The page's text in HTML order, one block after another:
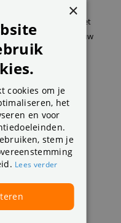
kit’. Je krijgt nu
‘Add Device’. Tik in het
De app geeft nu jouw
×
cookies om je
het
en voor
stem je
Lees verder